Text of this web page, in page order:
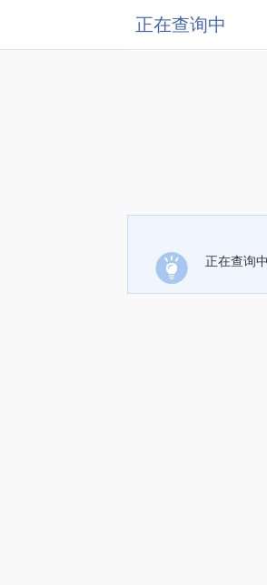
正在查询中
正在查询